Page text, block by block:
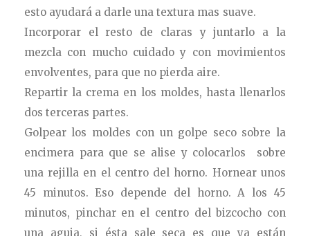
esto ayudará a darle una textura mas suave.
Incorporar el resto de claras y juntarlo a la
mezcla con mucho cuidado y con movimientos
envolventes, para que no pierda aire.
Repartir la crema en los moldes, hasta llenarlos
dos terceras partes.
Golpear los moldes con un golpe seco sobre la
encimera para que se alise y colocarlos sobre
una rejilla en el centro del horno. Hornear unos
45 minutos. Eso depende del horno. A los 45
minutos, pinchar en el centro del bizcocho con
una aguja, si ésta sale seca es que ya están